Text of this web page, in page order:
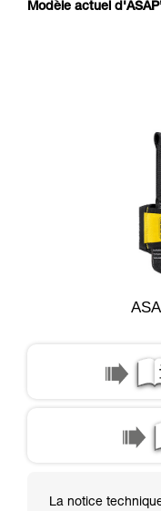
Modèle actuel
La notice